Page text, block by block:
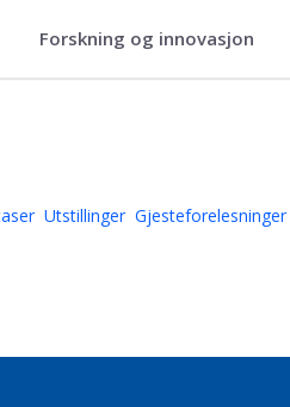
Forskning og innovasjon
Utstillinger Gjesteforelesninger